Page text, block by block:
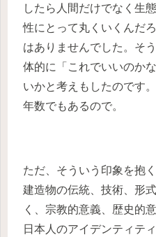
したら人間だけでなく生
性にとって丸くいくんだ
はありませんでした。そ
体的に「これでいいのか
いかと考えもしたのです
年数でもあるので。
ただ、そういう印象を抱
建造物の伝統、技術、形
く、宗教的意義、歴史的
日本人のアイデンティテ